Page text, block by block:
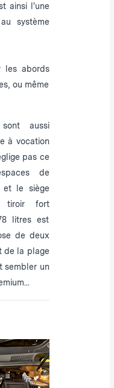
ainsi l'une
système
les abords
ou même
aussi
à vocation
pas ce
de
et le siège
tiroir fort
litres est
de deux
de la plage
sembler un